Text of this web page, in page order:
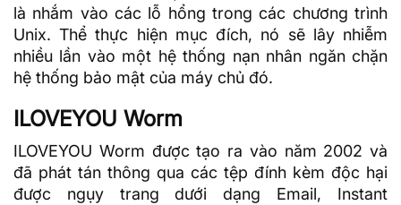
là nhắm vào các lỗ hổng trong các chương trình
Unix. Thể thực hiện mục đích, nó sẽ lây nhiễm
nhiều lần vào một hệ thống nạn nhân ngăn chặn
hệ thống bảo mật của máy chủ đó.
ILOVEYOU Worm
ILOVEYOU Worm được tạo ra vào năm 2002 và
đã phát tán thông qua các tệp đính kèm độc hại
được ngụy trang dưới dạng Email, Instant